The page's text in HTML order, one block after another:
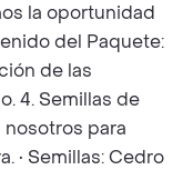
la oportunidad
del Paquete:
de las
4. Semillas de
para
• Semillas: Cedro